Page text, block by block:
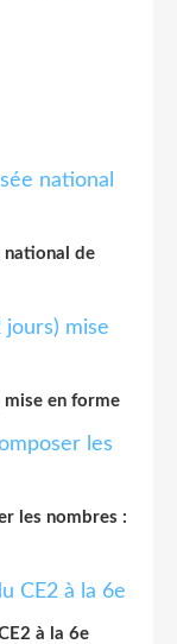
national de
en forme
les nombres :
à la 6e